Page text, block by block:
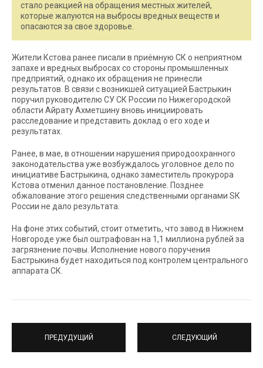
стало реакцией на обращения местных жителей,
которые жалуются на выбросы вредных веществ и
опасаются за свое здоровье.
Жители Кстова ранее писали в приёмную СК о неприятном
запахе и вредных выбросах со стороны промышленных
предприятий, однако их обращения не принесли
результатов. В связи с возникшей ситуацией Бастрыкин
поручил руководителю СУ СК России по Нижегородской
области Айрату Ахметшину вновь инициировать
расследование и представить доклад о его ходе и
результатах.
Ранее, в мае, в отношении нарушения природоохранного
законодательства уже возбуждалось уголовное дело по
инициативе Бастрыкина, однако заместитель прокурора
Кстова отменил данное постановление. Позднее
обжалование этого решения следственными органами SК
России не дало результата.
На фоне этих событий, стоит отметить, что завод в Нижнем
Новгороде уже был оштрафован на 1,1 миллиона рублей за
загрязнение почвы. Исполнение нового поручения
Бастрыкина будет находиться под контролем центрального
аппарата СК.
ПРЕДУДУЩИЙ СЛЕДУЮЩИЙ